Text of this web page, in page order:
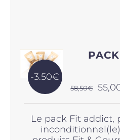
-3.50€
58,50€
Le
était
Le pack Fit addict,